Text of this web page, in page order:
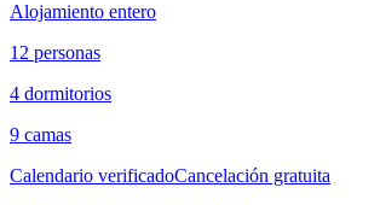
Alojamiento entero
12 personas
4 dormitorios
9 camas
Calendario verificadoCancelación gratuita